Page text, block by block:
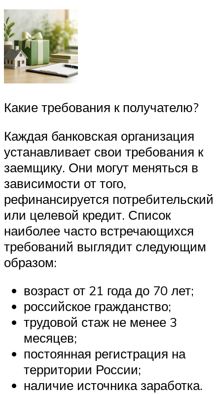
Какие требования к получателю?
Каждая банковская организация
устанавливает свои требования к
заемщику. Они могут меняться в
зависимости от того,
рефинансируется потребительский
или целевой кредит. Список
наиболее часто встречающихся
требований выглядит следующим
образом:
возраст от 21 года до 70 лет;
российское гражданство;
трудовой стаж не менее 3
месяцев;
постоянная регистрация на
территории России;
наличие источника заработка.